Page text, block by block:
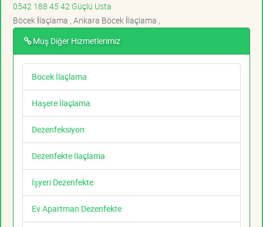
0542 188 45 42 Güçlü Usta
Böcek İlaçlama , Ankara Böcek İlaçlama ,
Muş Diğer Hizmetlerimiz
Böcek İlaçlama
Haşere İlaçlama
Dezenfeksiyon
Dezenfekte İlaçlama
İşyeri Dezenfekte
Ev Apartman Dezenfekte